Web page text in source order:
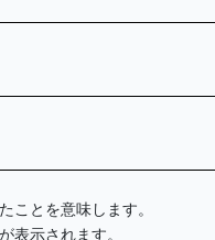
とを意味します。
示されます。